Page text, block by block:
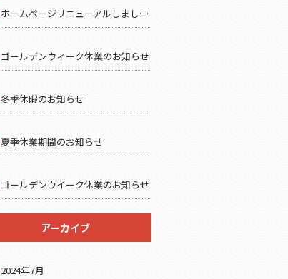
ホームページリニューアルしました。
ゴールデンウィーク休業のお知らせ
冬季休暇のお知らせ
夏季休業期間のお知らせ
ゴールデンウイーク休業のお知らせ
アーカイブ
2024年7月